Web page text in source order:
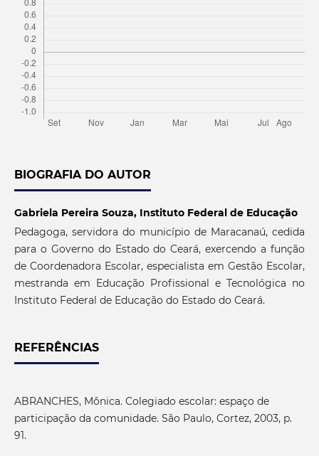
BIOGRAFIA DO AUTOR
Gabriela Pereira Souza, Instituto Federal de Educação
Pedagoga, servidora do município de Maracanaú, cedida
para o Governo do Estado do Ceará, exercendo a função
de Coordenadora Escolar, especialista em Gestão Escolar,
mestranda em Educação Profissional e Tecnológica no
Instituto Federal de Educação do Estado do Ceará.
REFERÊNCIAS
ABRANCHES, Mônica. Colegiado escolar: espaço de
participação da comunidade. São Paulo, Cortez, 2003, p.
91.